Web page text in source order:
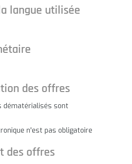
langue utilisée
des offres
dématérialisés sont
n'est pas obligatoire
des offres